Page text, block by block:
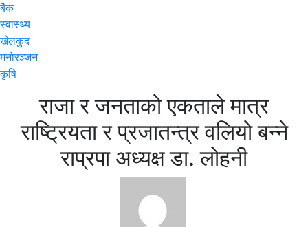
बैंक
स्वास्थ्य
खेलकुद
मनोरञ्जन
कृषि
राजा र जनताको एकताले मात्र
राष्ट्रियता र प्रजातन्त्र वलियो बन्ने
राप्रपा अध्यक्ष डा. लोहनी